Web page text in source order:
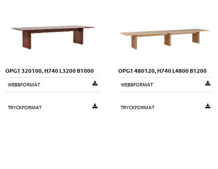
OPG1 320100, H740 L3200 B1000
WEBBFORMAT
TRYCKFORMAT
OPG1 480120, H740 L4800 B1200
WEBBFORMAT
TRYCKFORMAT